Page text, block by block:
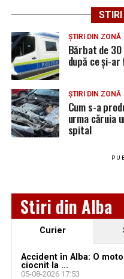
păgubită susține
aproape o lună de
Locuri de muncă în
august 2026.
vacante
Locuri de muncă în
august 2026.
vacante
Locuri de muncă în
2026. AJOFM
ce și-ar fi agresat și
OCUPAŢIA
SC REMAT
PLUS SRL
LUCRATOR
SORTATOR
Urmărește Ziarul
YouTube Instagram
ȘTIRI DIN ZONĂ
Bărbat de 30
după ce și-
ȘTIRI DIN ZONĂ
Cum s-a
urma căruia
spital
Stiri din Alba
Curier
Accident în Alba: O
ciocnit la ...
05-08-2026 17:53